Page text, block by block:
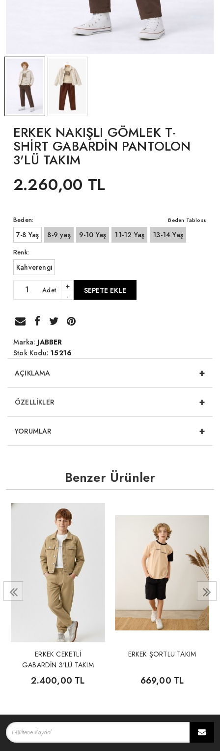
ERKEK NAKIŞLI GÖMLEK T-
SHİRT GABARDİN PANTOLON
3'LÜ TAKIM
2.260,00 TL
Beden: Beden Tablosu
7-8 Yaş 8-9 yaş 9-10 Yaş 11-12 Yaş 13-14 Yaş
Renk:
Kahverengi
Adet
+
-
SEPETE EKLE
Marka:JABBER
Stok Kodu:15216
AÇIKLAMA +
ÖZELLİKLER +
YORUMLAR +
Benzer Ürünler
ERKEK CEKETLİ
GABARDİN 3'LÜ TAKIM
2.400,00 TL
ERKEK ŞORTLU TAKIM
669,00 TL